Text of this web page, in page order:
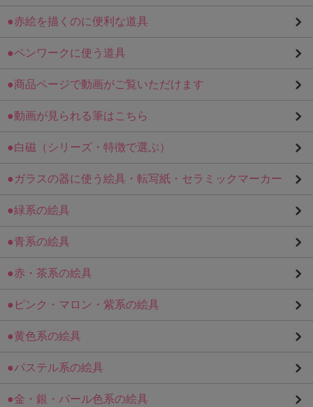
●赤絵を描くのに便利な道具
●ペンワークに使う道具
●商品ページで動画がご覧いただけます
●動画が見られる筆はこちら
●白磁（シリーズ・特徴で選ぶ）
●ガラスの器に使う絵具・転写紙・セラミックマーカー
●緑系の絵具
●青系の絵具
●赤・茶系の絵具
●ピンク・マロン・紫系の絵具
●黄色系の絵具
●パステル系の絵具
●金・銀・パール色系の絵具